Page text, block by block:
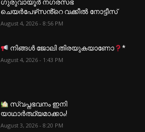
ഗുരുവായൂർ നഗരസഭ
ചെയർപേഴ്‌സൻ്റെ വക്കീൽ നോട്ടീസ്
August 4, 2026 - 8:56 PM
നിങ്ങൾ ജോലി തിരയുകയാണോ *
August 4, 2026 - 1:43 PM
സ്വപ്നഭവനം ഇനി
യാഥാർത്ഥ്യമാക്കാം!
August 3, 2026 - 8:20 PM